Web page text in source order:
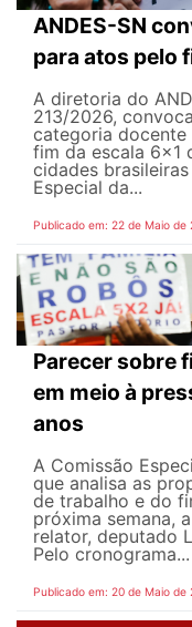
ANDES-SN
para atos pelo
A diretoria do
213/2026,
categoria
fim da escala 6x1
cidades
Especial da...
Publicado em: 22 de Maio de
Parecer sobre
em meio à
anos
A Comissão
que analisa as
de trabalho e do
próxima semana,
relator, deputado
Pelo cronograma...
Publicado em: 20 de Maio de